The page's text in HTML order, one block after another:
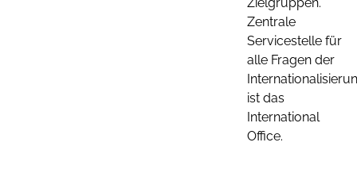
Zentrale
Servicestelle für
alle Fragen der
ist das
International
Office.